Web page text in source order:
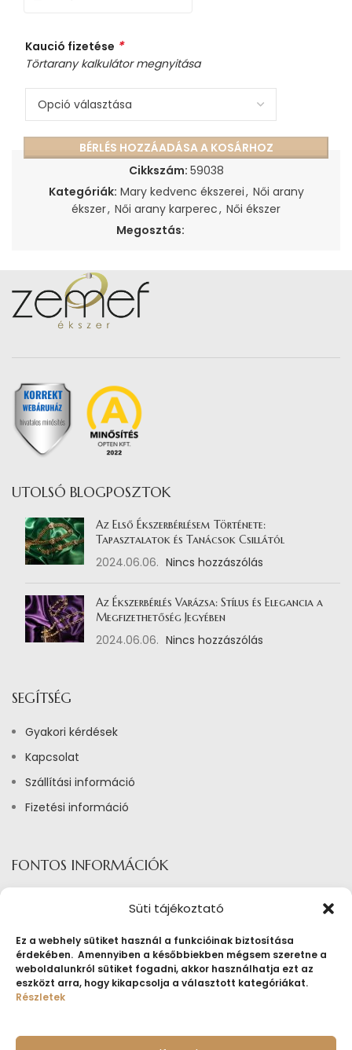
Süti tájékoztató
Ez a webhely sütiket használ a funkcióinak biztosítása
érdekében. Amennyiben a későbbiekben mégsem szeretne a
weboldalunkról sütiket fogadni, akkor használhatja ezt az
eszközt arra, hogy kikapcsolja a választott kategóriákat.
Részletek
Kaució fizetése *
Törtarany kalkulátor megnyitása
BÉRLÉS HOZZÁADÁSA A KOSÁRHOZ
Cikkszám: 59038
Kategóriák: Mary kedvenc ékszerei, Női arany
ékszer, Női arany karperec, Női ékszer
Megosztás:
UTOLSÓ BLOGPOSZTOK
Az Első Ékszerbérlésem Története:
Tapasztalatok és Tanácsok Csillától
2024.06.06. Nincs hozzászólás
Az Ékszerbérlés Varázsa: Stílus és Elegancia a
Megfizethetőség Jegyében
2024.06.06. Nincs hozzászólás
SEGÍTSÉG
Gyakori kérdések
Kapcsolat
Szállítási információ
Fizetési információ
FONTOS INFORMÁCIÓK
Általános Szerződési Feltételek
Tájékoztató sütik alkalmazásáról
Fogyasztóvédelmi tájékoztató